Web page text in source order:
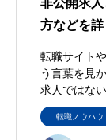
非公開求
方などを
転職サイト
う言葉を見
求人ではな
転職ノウハウ